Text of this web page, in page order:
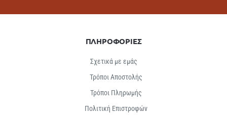
ΠΛΗΡΟΦΟΡΙΕΣ
Σχετικά με εμάς
Τρόποι Αποστολής
Τρόποι Πληρωμής
Πολιτική Επιστροφών